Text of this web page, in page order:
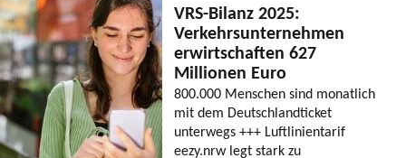
VRS-Bilanz 2025:
Verkehrsunternehmen
erwirtschaften 627
Millionen Euro
800.000 Menschen sind monatlich
mit dem Deutschlandticket
unterwegs +++ Luftlinientarif
eezy.nrw legt stark zu